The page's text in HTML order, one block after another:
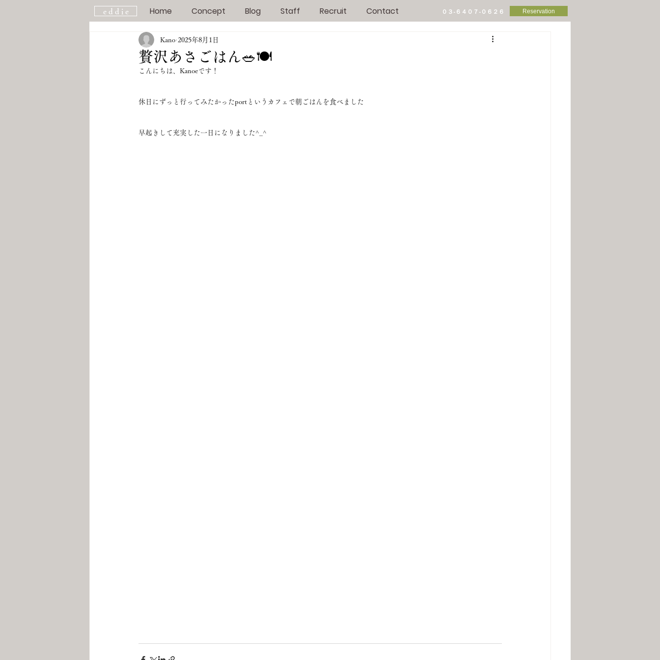
e d d i e Home Concept Blog Staff Recruit Contact ０３-６４０７-０６２６ Reservation
贅沢あさごはん🥗🍽️
Kano 2025年8月1日
こんにちは、Kanoeです！
休日にずっと行ってみたかったportというカフェで朝ごはんを食べました
早起きして充実した一日になりました^_^